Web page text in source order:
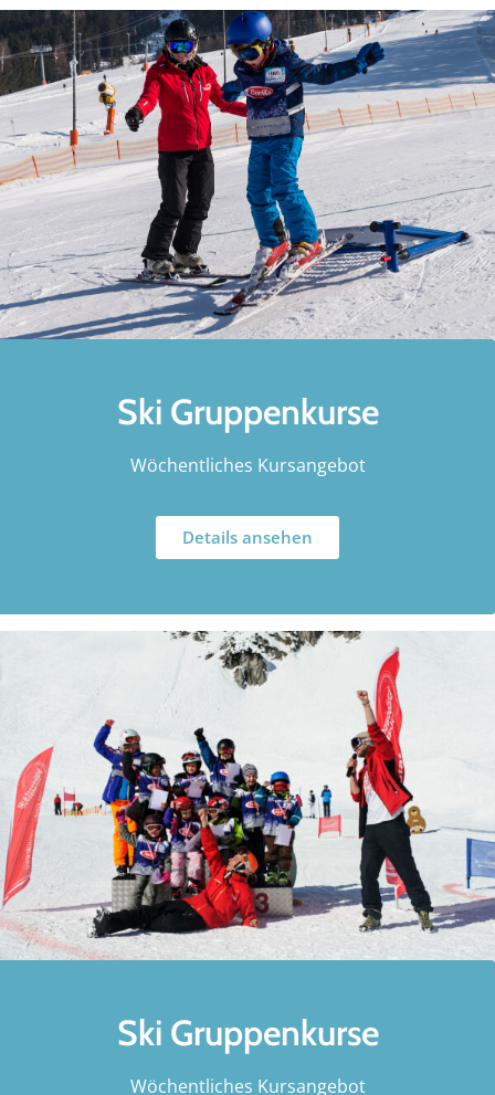
Ski Gruppenkurse
Wöchentliches Kursangebot
Details ansehen
Ski Gruppenkurse
Wöchentliches Kursangebot